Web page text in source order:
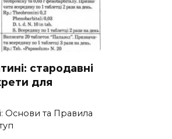
стародавні
для
Основи та Правила